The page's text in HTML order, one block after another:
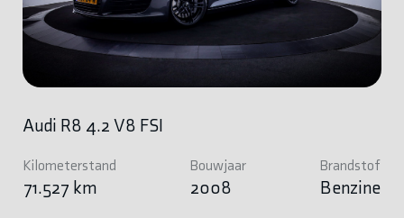
Audi R8 4.2 V8 FSI
Kilometerstand
71.527 km
Bouwjaar
2008
Brandstof
Benzine